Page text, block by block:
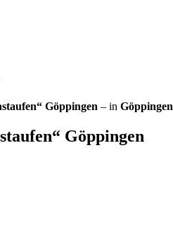
Göppingen – in Göppingen
Göppingen